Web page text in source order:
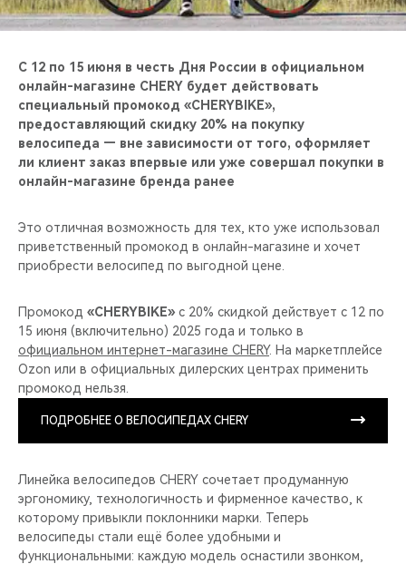
НАШИ МЕРОПРИЯТИЯ
ВИДЕООБЗОРЫ
CHERY ДЛЯ ДЕТЕЙ
С 12 по 15 июня в честь Дня России в официальном
онлайн-магазине CHERY будет действовать
специальный промокод «CHERYBIKE»,
предоставляющий скидку 20% на покупку
велосипеда — вне зависимости от того, оформляет
ли клиент заказ впервые или уже совершал покупки в
онлайн-магазине бренда ранее
Это отличная возможность для тех, кто уже использовал
приветственный промокод в онлайн-магазине и хочет
приобрести велосипед по выгодной цене.
Промокод «CHERYBIKE» с 20% скидкой действует с 12 по
15 июня (включительно) 2025 года и только в
официальном интернет-магазине CHERY. На маркетплейсе
Ozon или в официальных дилерских центрах применить
промокод нельзя.
ПОДРОБНЕЕ О ВЕЛОСИПЕДАХ CHERY
Линейка велосипедов CHERY сочетает продуманную
эргономику, технологичность и фирменное качество, к
которому привыкли поклонники марки. Теперь
велосипеды стали ещё более удобными и
функциональными: каждую модель оснастили звонком,